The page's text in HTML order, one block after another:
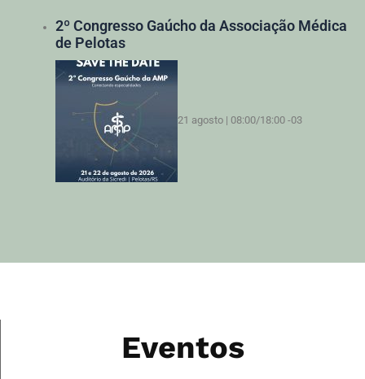
2º Congresso Gaúcho da Associação Médica
de Pelotas
21 agosto | 08:00/18:00 -03
Eventos